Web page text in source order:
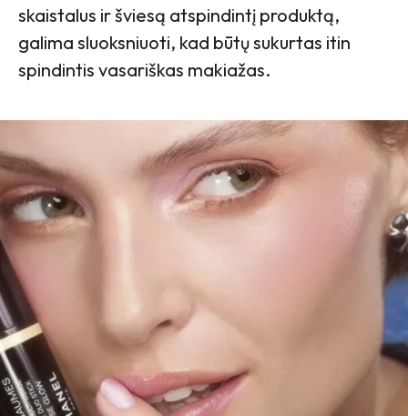
skaistalus ir šviesą atspindintį produktą,
galima sluoksniuoti, kad būtų sukurtas itin
spindintis vasariškas makiažas.